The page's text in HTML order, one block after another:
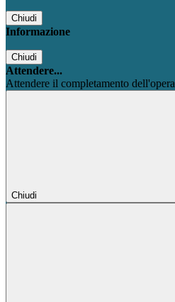
Chiudi
Informazione
Chiudi
Attendere...
Attendere il completamento
Chiudi